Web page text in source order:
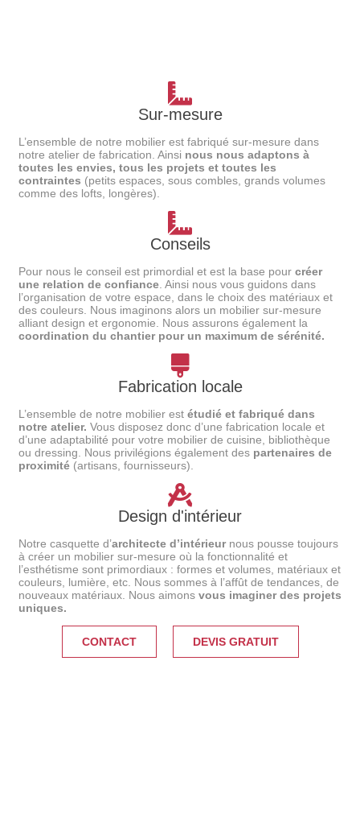
Sur-mesure
L’ensemble de notre mobilier est fabriqué sur-mesure dans
notre atelier de fabrication. Ainsi nous nous adaptons à
toutes les envies, tous les projets et toutes les
contraintes (petits espaces, sous combles, grands volumes
comme des lofts, longères).
Conseils
Pour nous le conseil est primordial et est la base pour créer
une relation de confiance. Ainsi nous vous guidons dans
l’organisation de votre espace, dans le choix des matériaux et
des couleurs. Nous imaginons alors un mobilier sur-mesure
alliant design et ergonomie. Nous assurons également la
coordination du chantier pour un maximum de sérénité.
Fabrication locale
L’ensemble de notre mobilier est étudié et fabriqué dans
notre atelier. Vous disposez donc d’une fabrication locale et
d’une adaptabilité pour votre mobilier de cuisine, bibliothèque
ou dressing. Nous privilégions également des partenaires de
proximité (artisans, fournisseurs).
Design d'intérieur
Notre casquette d’architecte d’intérieurnous pousse toujours
à créer un mobilier sur-mesure où la fonctionnalité et
l’esthétisme sont primordiaux : formes et volumes, matériaux et
couleurs, lumière, etc. Nous sommes à l’affût de tendances, de
nouveaux matériaux. Nous aimons vous imaginer des projets
uniques.
CONTACT DEVIS GRATUIT